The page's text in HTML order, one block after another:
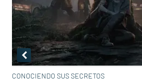
CONOCIENDO SUS SECRETOS